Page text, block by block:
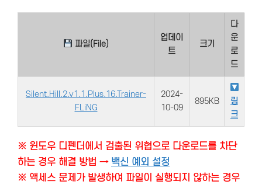
파일(File)
업데이
트
크기
다
운
로
드
Silent.Hill.2.v1.1.Plus.16.Trainer-
FLiNG
2024-
10-09
895KB
링
크
※ 윈도우 디펜더에서 검출된 위협으로 다운로드를 차단
하는 경우 해결 방법 → 백신 예외 설정
※ 액세스 문제가 발생하여 파일이 실행되지 않하는 경우